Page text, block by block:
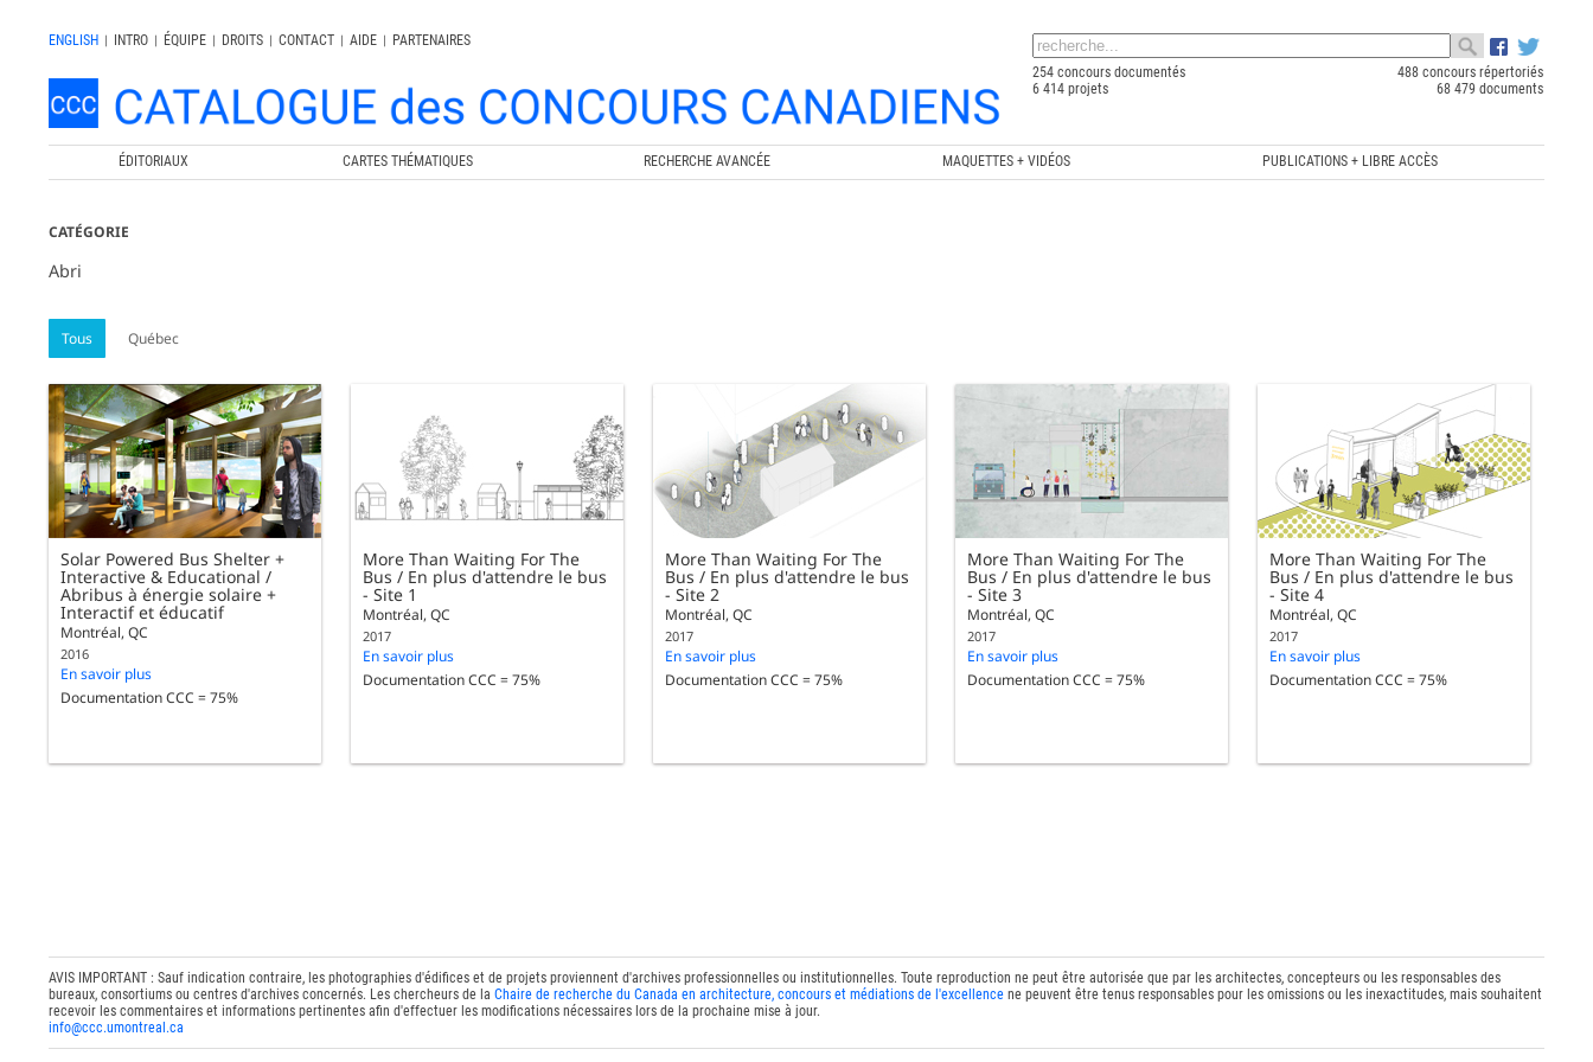
ENGLISH | INTRO | ÉQUIPE | DROITS | CONTACT | AIDE |
PARTENAIRES
254 concours documentés
488 concours répertoriés
6 414 projets
68 479 documents
ÉDITORIAUX CARTES THÉMATIQUES RECHERCHE AVANCÉE MAQUETTES + VIDÉOS PUBLICATIONS + LIBRE ACCÈS
CATÉGORIE
Abri
Tous Québec
Solar Powered Bus Shelter +
Interactive & Educational /
Abribus à énergie solaire +
Interactif et éducatif
Montréal, QC
2016
En savoir plus
Documentation CCC = 75%
More Than Waiting For The
Bus / En plus d'attendre le bus
- Site 1
Montréal, QC
2017
En savoir plus
Documentation CCC = 75%
More Than Waiting For The
Bus / En plus d'attendre le bus
- Site 2
Montréal, QC
2017
En savoir plus
Documentation CCC = 75%
More Than Waiting For The
Bus / En plus d'attendre le bus
- Site 3
Montréal, QC
2017
En savoir plus
Documentation CCC = 75%
More Than Waiting For The
Bus / En plus d'attendre le bus
- Site 4
Montréal, QC
2017
En savoir plus
Documentation CCC = 75%
AVIS IMPORTANT : Sauf indication contraire, les photographies d'édifices et de projets proviennent d'archives professionnelles ou institutionnelles. Toute reproduction ne peut être autorisée que par les architectes, concepteurs ou les responsables des
bureaux, consortiums ou centres d'archives concernés. Les chercheurs de laChaire de recherche du Canada en architecture, concours et médiations de l'excellence ne peuvent être tenus responsables pour les omissions ou les inexactitudes, mais souhaitent
recevoir les commentaires et informations pertinentes afin d'effectuer les modifications nécessaires lors de la prochaine mise à jour.
info@ccc.umontreal.ca